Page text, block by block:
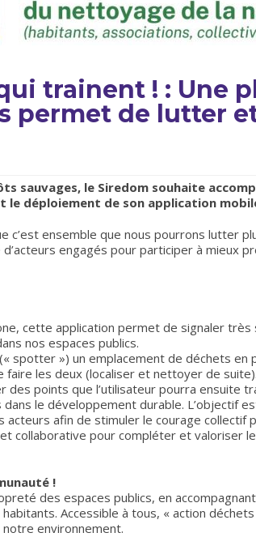
trainent ! : Une
permet de lutter
sauvages, le Siredom souhaite
déploiement de son application
c’est ensemble que nous pourrons lutter
engagés pour participer à mieux
cette application permet de signaler très
nos espaces publics.
spotter ») un emplacement de déchets en
les deux (localiser et nettoyer de suite).
points que l’utilisateur pourra ensuite
le développement durable. L’objectif
afin de stimuler le courage collectif
collaborative pour compléter et valoriser
!
des espaces publics, en
Accessible à tous, « action déchets
notre environnement.